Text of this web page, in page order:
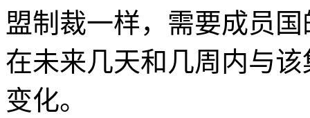
盟制裁一样，需要成员
在未来几天和几周内与
变化。